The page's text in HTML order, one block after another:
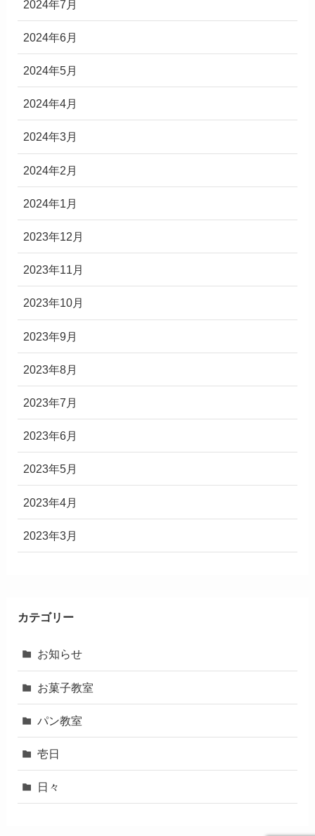
2024年7月
2024年6月
2024年5月
2024年4月
2024年3月
2024年2月
2024年1月
2023年12月
2023年11月
2023年10月
2023年9月
2023年8月
2023年7月
2023年6月
2023年5月
2023年4月
2023年3月
カテゴリー
お知らせ
お菓子教室
パン教室
壱日
日々